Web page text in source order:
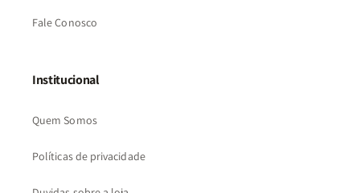
Fale Conosco
Institucional
Quem Somos
Políticas de privacidade